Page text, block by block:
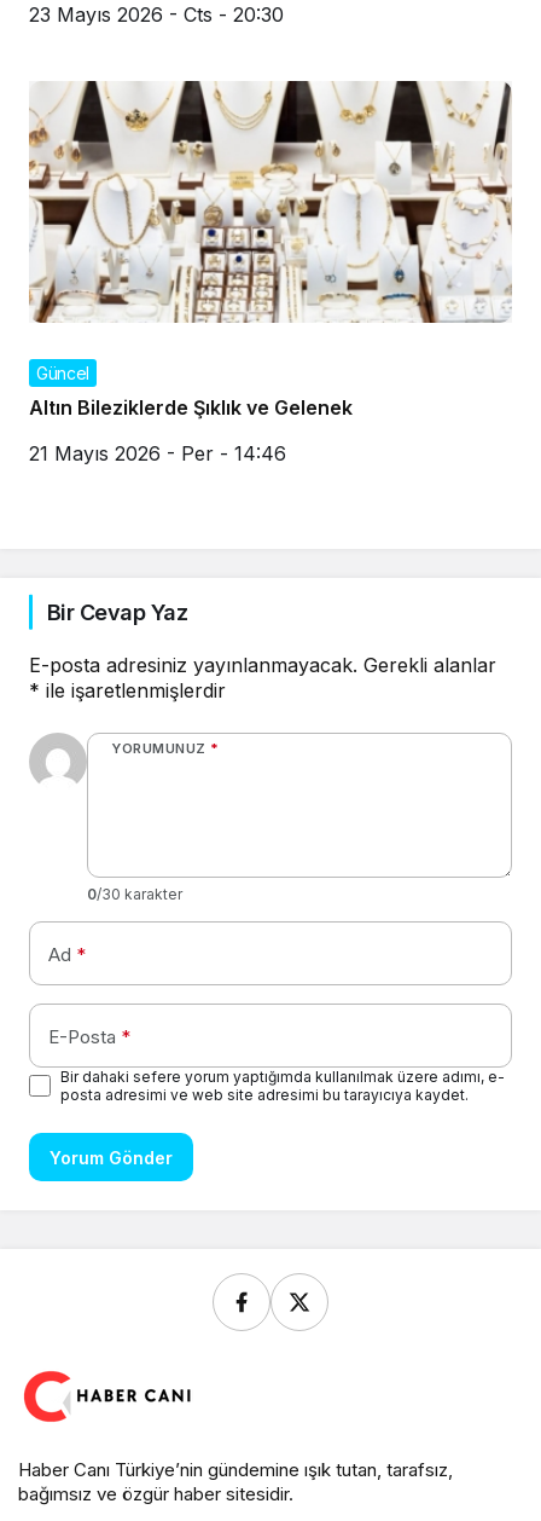
23 Mayıs 2026 - Cts - 20:30
Güncel
Altın Bileziklerde Şıklık ve Gelenek
21 Mayıs 2026 - Per - 14:46
Bir Cevap Yaz
E-posta adresiniz yayınlanmayacak. Gerekli alanlar
* ile işaretlenmişlerdir
YORUMUNUZ *
0/30 karakter
Ad *
E-Posta *
Bir dahaki sefere yorum yaptığımda kullanılmak üzere adımı, e-
posta adresimi ve web site adresimi bu tarayıcıya kaydet.
Yorum Gönder
Haber Canı Türkiye’nin gündemine ışık tutan, tarafsız,
bağımsız ve özgür haber sitesidir.